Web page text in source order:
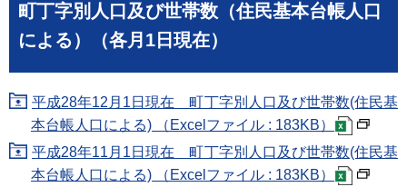
町丁字別人口及び世帯数（住民基本台帳人口
による）（各月1日現在）
平成28年12月1日現在 町丁字別人口及び世帯数(住民基
本台帳人口による) （Excelファイル : 183KB）
平成28年11月1日現在 町丁字別人口及び世帯数(住民基
本台帳人口による) （Excelファイル : 183KB）